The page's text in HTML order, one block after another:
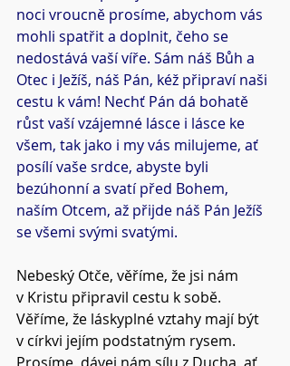
noci vroucně prosíme, abychom vás
mohli spatřit a doplnit, čeho se
nedostává vaší víře. Sám náš Bůh a
Otec i Ježíš, náš Pán, kéž připraví naši
cestu k vám! Nechť Pán dá bohatě
růst vaší vzájemné lásce i lásce ke
všem, tak jako i my vás milujeme, ať
posílí vaše srdce, abyste byli
bezúhonní a svatí před Bohem,
naším Otcem, až přijde náš Pán Ježíš
se všemi svými svatými.
Nebeský Otče, věříme, že jsi nám
v Kristu připravil cestu k sobě.
Věříme, že láskyplné vztahy mají být
v církvi jejím podstatným rysem.